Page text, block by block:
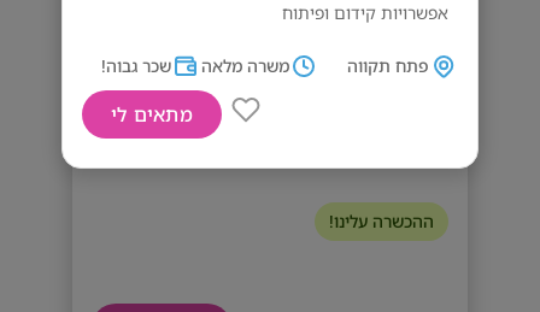
אפשרויות קידום ופיתוח
סבסוד ארוחות – תן ביס
משרה מלאה, ראשון עד חמישי ללא ימי שישי. אנו
העשייה של עולם הביטוח – מקומך איתנו!
פתח תקווה משרה מלאה שכר גבוה!
מתאים לי
נציג/ת שירות לעולמות הביטוח!
ההכשרה עלינו!